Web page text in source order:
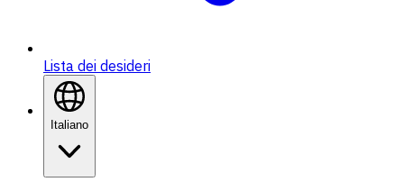
Lista dei desideri
Italiano